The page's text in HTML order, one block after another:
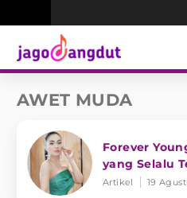
AWET MUDA
Forever
yang Selalu
Artikel 19